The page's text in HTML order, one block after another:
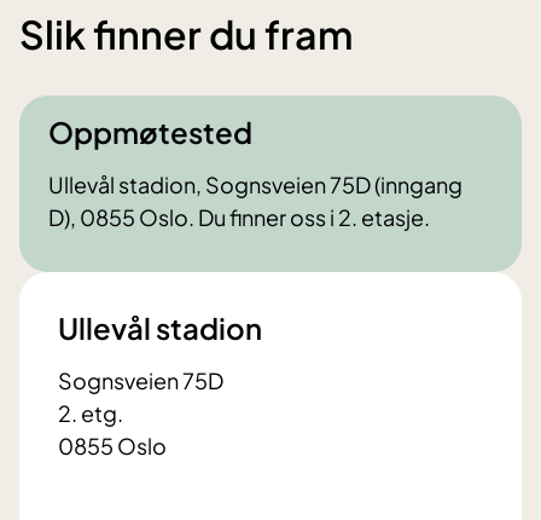
Slik finner du fram
Oppmøtested
Ullevål stadion, Sognsveien 75D (inngang
D), 0855 Oslo. Du finner oss i 2. etasje.
Ullevål stadion
Sognsveien 75D
2. etg.
0855 Oslo